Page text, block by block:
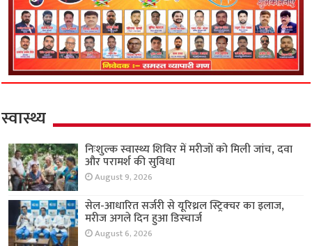
स्वास्थ्य
निःशुल्क स्वास्थ्य शिविर में मरीजों को मिली जांच, दवा
और परामर्श की सुविधा
August 9, 2026
सेल-आधारित सर्जरी से यूरिथ्रल स्ट्रिक्चर का इलाज,
मरीज अगले दिन हुआ डिस्चार्ज
August 6, 2026